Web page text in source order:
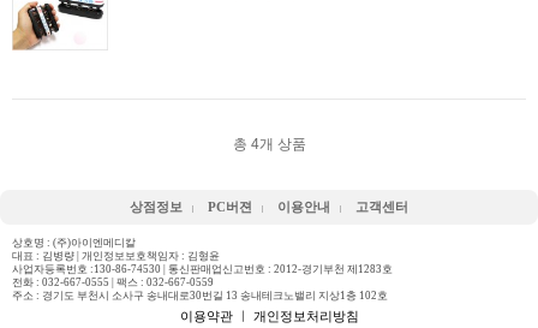
총 4개 상품
상점정보 PC버젼 이용안내 고객센터
상호명 : (주)아이엔메디칼
대표 : 김병량 | 개인정보보호책임자 : 김형윤
사업자등록번호 :130-86-74530 | 통신판매업신고번호 : 2012-경기부천 제1283호
전화 : 032-667-0555 | 팩스 : 032-667-0559
주소 : 경기도 부천시 소사구 송내대로30번길 13 송내테크노밸리 지상1층 102호
이용약관ㅣ 개인정보처리방침